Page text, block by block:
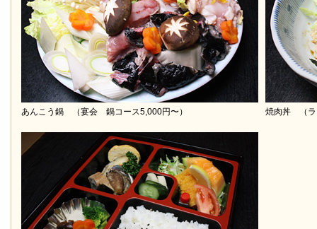
あんこう鍋 （宴会 鍋コース5,000円〜） 焼肉丼 （ラ